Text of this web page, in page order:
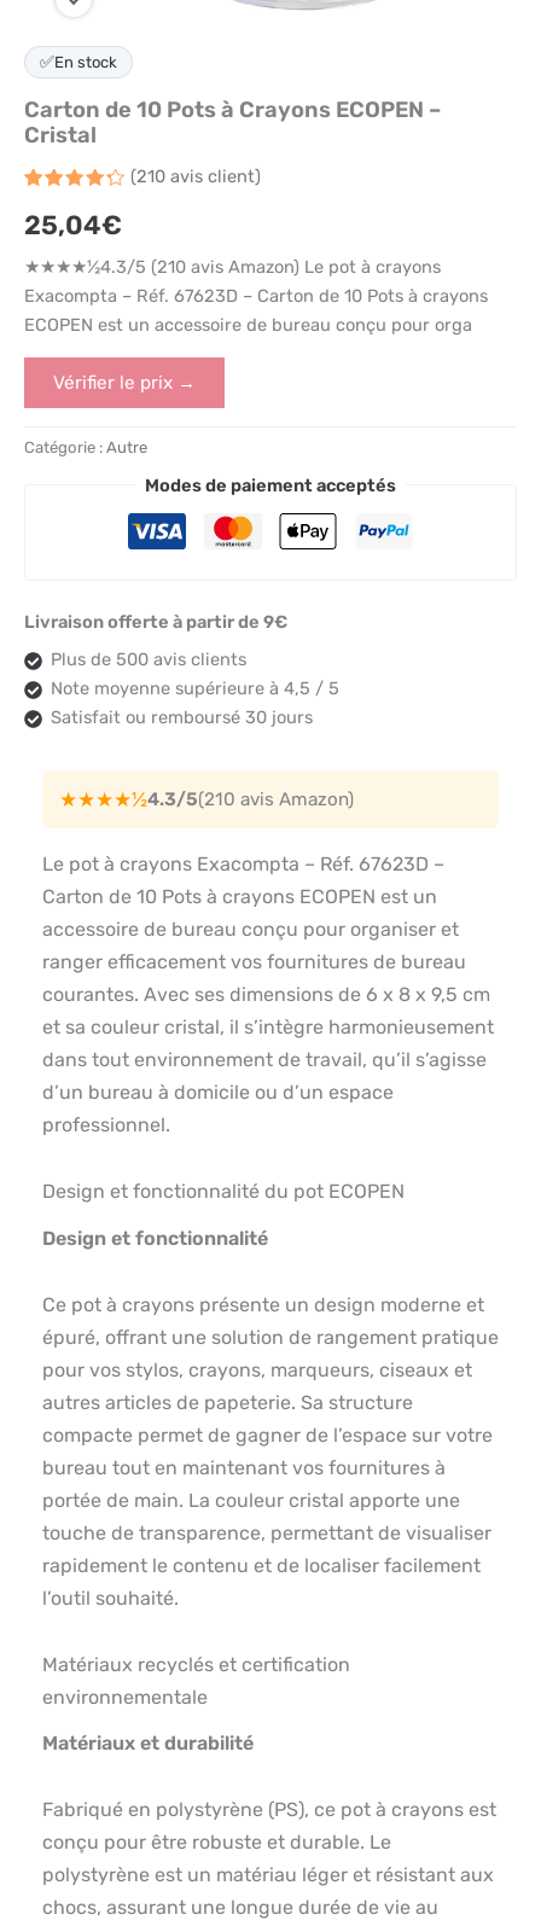
✅En stock
Carton de 10 Pots à Crayons ECOPEN –
Cristal
4.3 sur
5 basé
notations
client
(210avis client)
25,04€
★★★★½4.3/5 (210 avis Amazon) Le pot à crayons
Exacompta – Réf. 67623D – Carton de 10 Pots à crayons
ECOPEN est un accessoire de bureau conçu pour orga
Vérifier le prix →
Catégorie : Autre
Modes de paiement acceptés
Livraison offerte à partir de 9€
Plus de 500 avis clients
Note moyenne supérieure à 4,5 / 5
Satisfait ou remboursé 30 jours
★★★★½4.3/5(210 avis Amazon)
Le pot à crayons Exacompta – Réf. 67623D –
Carton de 10 Pots à crayons ECOPEN est un
accessoire de bureau conçu pour organiser et
ranger efficacement vos fournitures de bureau
courantes. Avec ses dimensions de 6 x 8 x 9,5 cm
et sa couleur cristal, il s’intègre harmonieusement
dans tout environnement de travail, qu’il s’agisse
d’un bureau à domicile ou d’un espace
professionnel.
Design et fonctionnalité du pot ECOPEN
Design et fonctionnalité
Ce pot à crayons présente un design moderne et
épuré, offrant une solution de rangement pratique
pour vos stylos, crayons, marqueurs, ciseaux et
autres articles de papeterie. Sa structure
compacte permet de gagner de l’espace sur votre
bureau tout en maintenant vos fournitures à
portée de main. La couleur cristal apporte une
touche de transparence, permettant de visualiser
rapidement le contenu et de localiser facilement
l’outil souhaité.
Matériaux recyclés et certification
environnementale
Matériaux et durabilité
Fabriqué en polystyrène (PS), ce pot à crayons est
conçu pour être robuste et durable. Le
polystyrène est un matériau léger et résistant aux
chocs, assurant une longue durée de vie au